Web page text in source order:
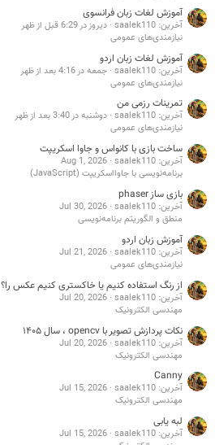
آموزش لغات زبان فرانسوی
آخرین: saalek110
دیروز در 6:29 قبل از ظهر
نیازمندی‌های عمومی
آموزش لغات زبان اردو
آخرین: saalek110
جمعه در 4:16 بعد از ظهر
نیازمندی‌های عمومی
تمرینات رزمی من
آخرین: saalek110
دوشنبه در 3:40 بعد از ظهر
نیازمندی‌های عمومی
ساخت بازی با کانواس و جاوا اسکریپت
آخرین: saalek110
Aug 1, 2026
برنامه‌نویسی با جاوااسکریپت (JavaScript)
بازی ساز phaser
آخرین: saalek110
Jul 30, 2026
منطق و الگوریتم برنامه‌نویسی
آموزش زبان اردو
آخرین: saalek110
Jul 21, 2026
نیازمندی‌های عمومی
از رنگ استفاده کنیم یا خاکستری کنیم عکس را؟
آخرین: saalek110
Jul 20, 2026
مهندسی الکترونیک
نکات پردازش تصویر با opencv ، سال ۱۴۰۵
آخرین: saalek110
Jul 20, 2026
مهندسی الکترونیک
Canny
آخرین: saalek110
Jul 15, 2026
مهندسی الکترونیک
لبه یابی
آخرین: saalek110
Jul 15, 2026